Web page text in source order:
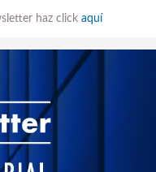
haz click aquí